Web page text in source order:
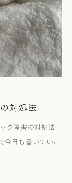
対処法
ク障害の対処法
今日も書いていこ